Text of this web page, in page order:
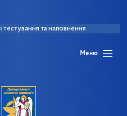
тестування та наповнення
Меню